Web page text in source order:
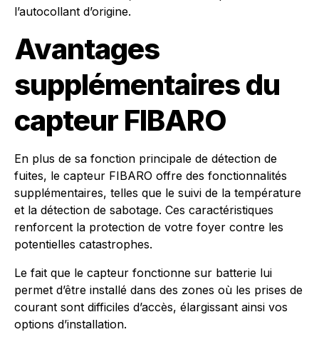
l’autocollant d’origine.
Avantages
supplémentaires du
capteur FIBARO
En plus de sa fonction principale de détection de
fuites, le capteur FIBARO offre des fonctionnalités
supplémentaires, telles que le suivi de la température
et la détection de sabotage. Ces caractéristiques
renforcent la protection de votre foyer contre les
potentielles catastrophes.
Le fait que le capteur fonctionne sur batterie lui
permet d’être installé dans des zones où les prises de
courant sont difficiles d’accès, élargissant ainsi vos
options d’installation.